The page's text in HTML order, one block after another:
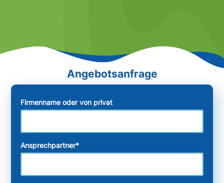
Firmenname oder von privat
Ansprechpartner*